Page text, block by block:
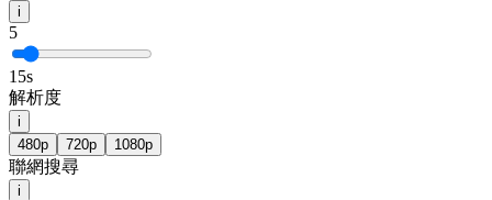
i
5
15s
解析度
i
480p
720p 1080p
聯網搜尋
i